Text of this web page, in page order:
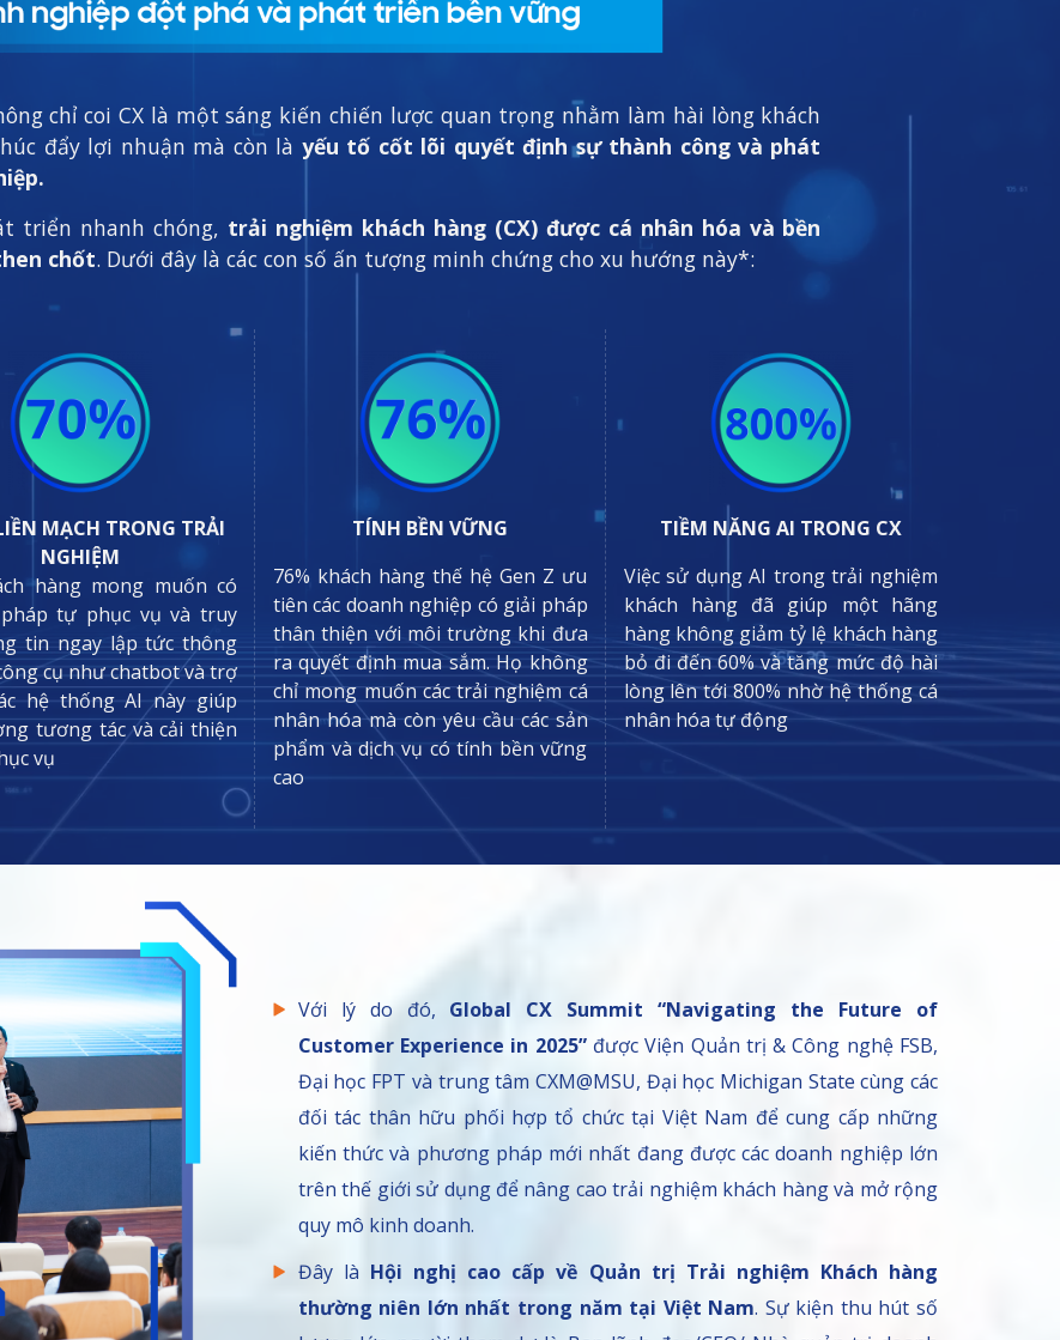
chỉ coi CX là một sáng kiến ​​chiến lược quan trọng nhằm làm hài lòng khách
đẩy lợi nhuận mà còn là yếu tố cốt lõi quyết định sự thành công và phát
triển nhanh chóng, trải nghiệm khách hàng (CX) được cá nhân hóa và bền
chốt. Dưới đây là các con số ấn tượng minh chứng cho xu hướng này*:
MẠCH TRONG TRẢI
NGHIỆM
hàng mong muốn có
tự phục vụ và truy
tin ngay lập tức thông
cụ như chatbot và trợ
hệ thống AI này giúp
tương tác và cải thiện
vụ​
TÍNH BỀN VỮNG
76% khách hàng thế hệ Gen Z ưu
tiên các doanh nghiệp có giải pháp
thân thiện với môi trường khi đưa
ra quyết định mua sắm. Họ không
chỉ mong muốn các trải nghiệm cá
nhân hóa mà còn yêu cầu các sản
phẩm và dịch vụ có tính bền vững
cao
TIỀM NĂNG AI TRONG CX
Việc sử dụng AI trong trải nghiệm
khách hàng đã giúp một hãng
hàng không giảm tỷ lệ khách hàng
bỏ đi đến 60% và tăng mức độ hài
lòng lên tới 800% nhờ hệ thống cá
nhân hóa tự động
Với lý do đó, Global CX Summit “Navigating the Future of
Customer Experience in 2025”được Viện Quản trị & Công nghệ FSB,
Đại học FPT và trung tâm CXM@MSU, Đại học Michigan State cùng các
đối tác thân hữu phối hợp tổ chức tại Việt Nam để cung cấp những
kiến thức và phương pháp mới nhất đang được các doanh nghiệp lớn
trên thế giới sử dụng để nâng cao trải nghiệm khách hàng và mở rộng
quy mô kinh doanh.
Đây là Hội nghị cao cấp về Quản trị Trải nghiệm Khách hàng
thường niên lớn nhất trong năm tại Việt Nam. Sự kiện thu hút số